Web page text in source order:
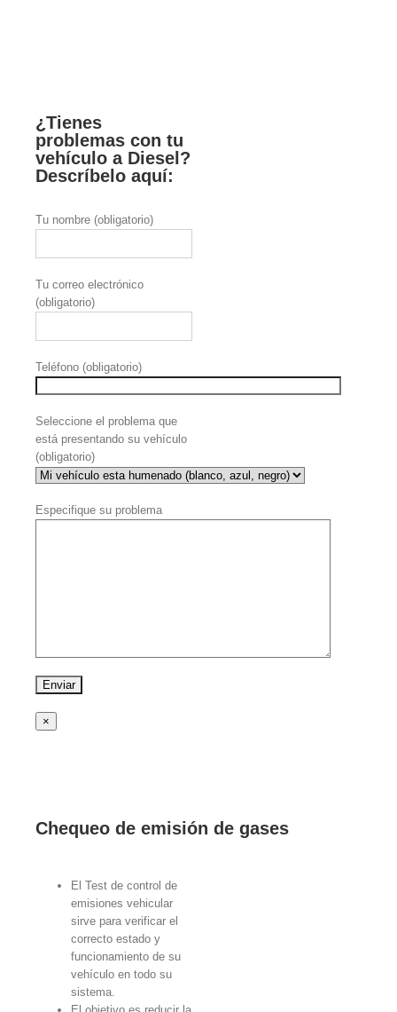
¿Tienes
problemas con tu
vehículo a Diesel?
Descríbelo aquí:
Tu nombre (obligatorio)
Tu correo electrónico
(obligatorio)
Teléfono (obligatorio)
Seleccione el problema que
está presentando su vehículo
(obligatorio)
Especifique su problema
×
Chequeo de emisión de gases
El Test de control de
emisiones vehicular
sirve para verificar el
correcto estado y
funcionamiento de su
vehículo en todo su
sistema.